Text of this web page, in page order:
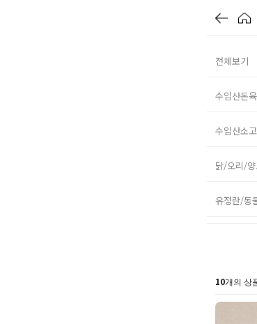
전체보기
수입산돈육
수입산소
닭/오리/
유정란/동
10개의 상